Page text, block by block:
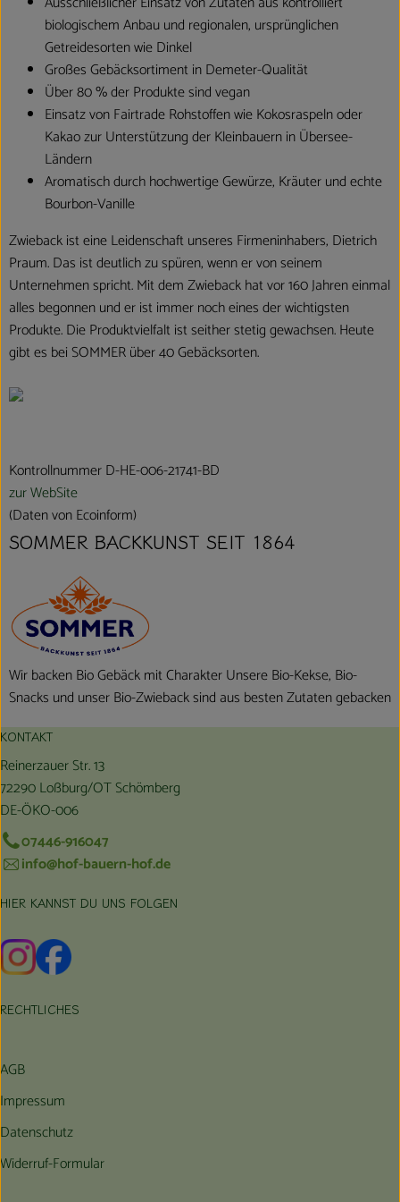
biologischem Anbau und regionalen, ursprünglichen
Getreidesorten wie Dinkel
Großes Gebäcksortiment in Demeter-Qualität
Über 80 % der Produkte sind vegan
Einsatz von Fairtrade Rohstoffen wie Kokosraspeln oder
Kakao zur Unterstützung der Kleinbauern in Übersee-
Ländern
Aromatisch durch hochwertige Gewürze, Kräuter und echte
Bourbon-Vanille
Zwieback ist eine Leidenschaft unseres Firmeninhabers, Dietrich
Praum. Das ist deutlich zu spüren, wenn er von seinem
Unternehmen spricht. Mit dem Zwieback hat vor 160 Jahren einmal
alles begonnen und er ist immer noch eines der wichtigsten
Produkte. Die Produktvielfalt ist seither stetig gewachsen. Heute
gibt es bei SOMMER über 40 Gebäcksorten.
Kontrollnummer D-HE-006-21741-BD
zur WebSite
(Daten von Ecoinform)
SOMMER BACKKUNST SEIT 1864
Wir backen Bio Gebäck mit Charakter Unsere Bio-Kekse, Bio-
Snacks und unser Bio-Zwieback sind aus besten Zutaten gebacken
KONTAKT
Reinerzauer Str. 13
72290 Loßburg/OT Schömberg
DE-ÖKO-006
07446-916047
info@hof-bauern-hof.de
HIER KANNST DU UNS FOLGEN
Externer Link zu https://www.instagram.com/hofbauernhof/
Externer Link zu https://www.facebook.com/
RECHTLICHES
AGB
Impressum
Datenschutz
Widerruf-Formular